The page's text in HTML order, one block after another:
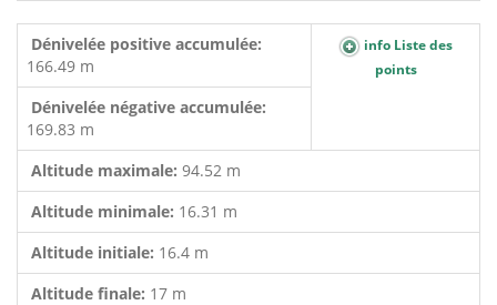
Dénivelée positive accumulée:
166.49 m
info Liste des
points
Dénivelée négative accumulée:
169.83 m
Altitude maximale: 94.52 m
Altitude minimale: 16.31 m
Altitude initiale: 16.4 m
Altitude finale: 17 m